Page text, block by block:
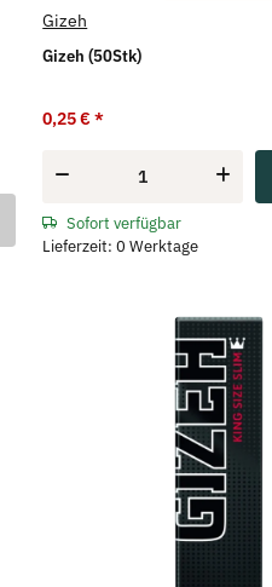
Gizeh
Gizeh (50Stk)
0,25 €*
Sofort verfügbar
Lieferzeit: 0 Werktage